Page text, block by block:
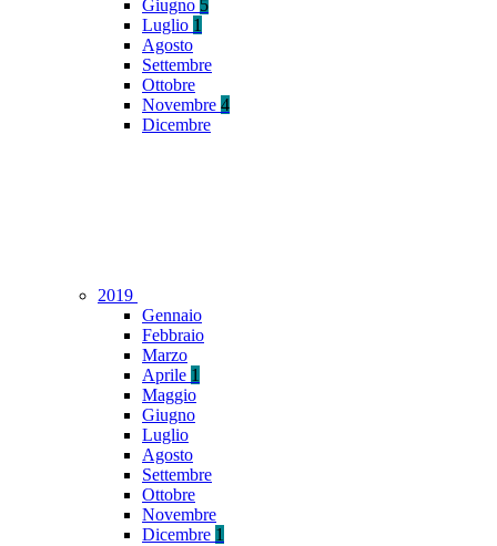
Giugno 5
Luglio 1
Agosto
Settembre
Ottobre
Novembre 4
Dicembre
2019
Gennaio
Febbraio
Marzo
Aprile 1
Maggio
Giugno
Luglio
Agosto
Settembre
Ottobre
Novembre
Dicembre 1